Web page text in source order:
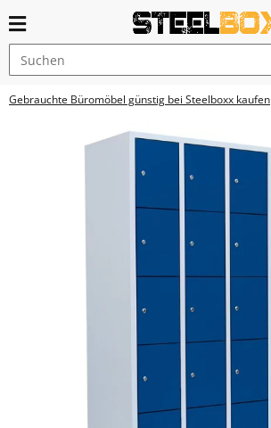
Gebrauchte Büromöbel günstig bei Steelboxx kaufen